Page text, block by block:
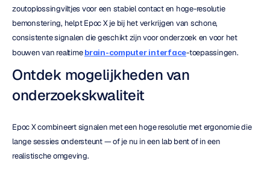
zoutoplossingviltjes voor een stabiel contact en hoge-resolutie
bemonstering, helpt Epoc X je bij het verkrijgen van schone,
consistente signalen die geschikt zijn voor onderzoek en voor het
bouwen van realtime brain-computer interface-toepassingen.
Ontdek mogelijkheden van
onderzoekskwaliteit
Epoc X combineert signalen met een hoge resolutie met ergonomie die
lange sessies ondersteunt — of je nu in een lab bent of in een
realistische omgeving.